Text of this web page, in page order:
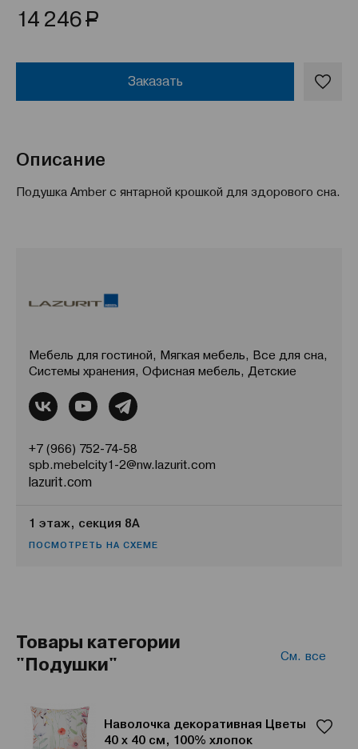
14 246Р
Заказать
Описание
Подушка Amber с янтарной крошкой для здорового сна.
Мебель для гостиной, Мягкая мебель, Все для сна,
Системы хранения, Офисная мебель, Детские
+7 (966) 752-74-58
spb.mebelcity1-2@nw.lazurit.com
lazurit.com
1 этаж, секция 8А
ПОСМОТРЕТЬ НА СХЕМЕ
Товары категории
"Подушки"
См. все
Наволочка декоративная Цветы
40 х 40 см, 100% хлопок